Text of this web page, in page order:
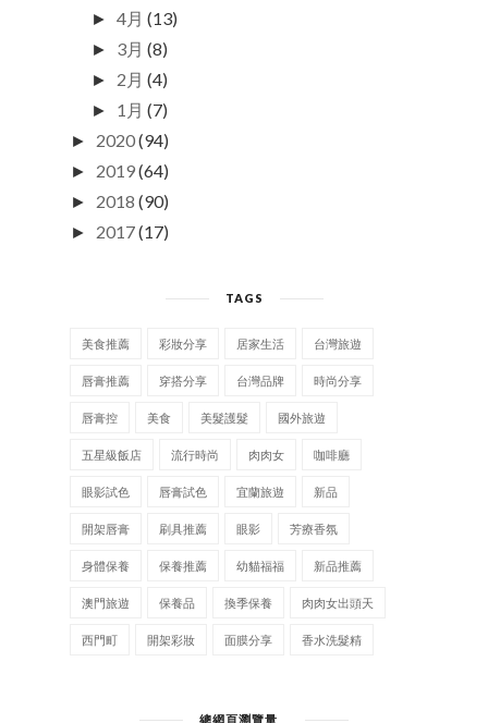
►4月 (13)
► 3月 (8)
► 2月 (4)
► 1月 (7)
► 2020(94)
► 2019(64)
► 2018 (90)
► 2017(17)
TAGS
美食推薦 彩妝分享 居家生活 台灣旅遊
唇膏推薦 穿搭分享 台灣品牌 時尚分享
唇膏控 美食 美髮護髮 國外旅遊
五星級飯店 流行時尚 肉肉女 咖啡廳
眼影試色 唇膏試色 宜蘭旅遊 新品
開架唇膏 刷具推薦 眼影 芳療香氛
身體保養 保養推薦 幼貓福福 新品推薦
澳門旅遊 保養品 換季保養 肉肉女出頭天
西門町 開架彩妝 面膜分享 香水洗髮精
總網頁瀏覽量